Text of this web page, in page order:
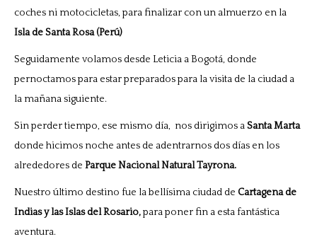
coches ni motocicletas, para finalizar con un almuerzo en la
Isla de Santa Rosa (Perú)
Seguidamente volamos desde Leticia a Bogotá, donde
pernoctamos para estar preparados para la visita de la ciudad a
la mañana siguiente.
Sin perder tiempo, ese mismo día, nos dirigimos aSanta Marta
donde hicimos noche antes de adentrarnos dos días en los
alrededores de Parque Nacional Natural Tayrona.
Nuestro último destino fue la bellísima ciudad de Cartagena de
Indias y las Islas del Rosario,para poner fin a esta fantástica
aventura.